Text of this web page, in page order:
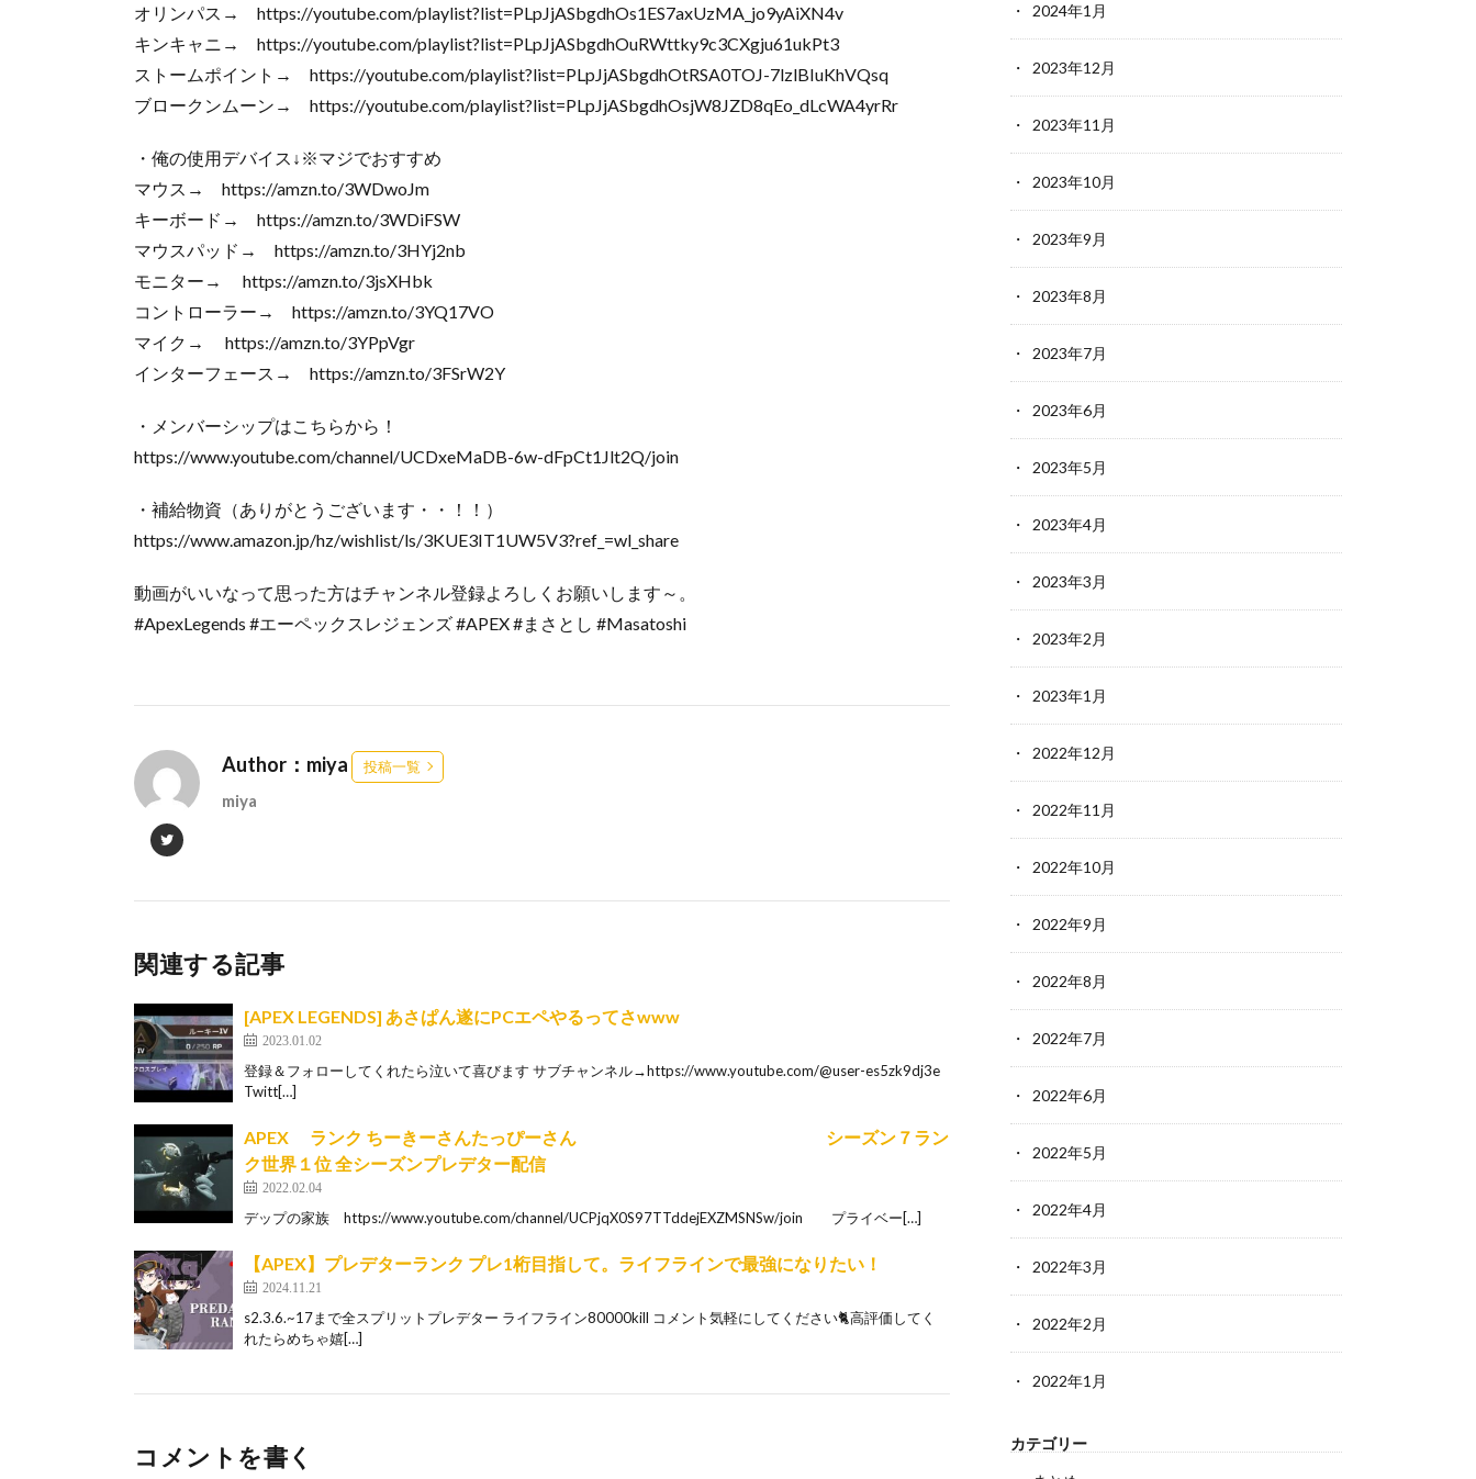
オリンパス→ https://youtube.com/playlist?list=PLpJjASbgdhOs1ES7axUzMA_jo9yAiXN4v
キンキャニ→ https://youtube.com/playlist?list=PLpJjASbgdhOuRWttky9c3CXgju61ukPt3
ストームポイント→ https://youtube.com/playlist?list=PLpJjASbgdhOtRSA0TOJ-7lzlBIuKhVQsq
ブロークンムーン→ https://youtube.com/playlist?list=PLpJjASbgdhOsjW8JZD8qEo_dLcWA4yrRr
・俺の使用デバイス↓※マジでおすすめ
マウス→ https://amzn.to/3WDwoJm
キーボード→ https://amzn.to/3WDiFSW
マウスパッド→ https://amzn.to/3HYj2nb
モニター→ https://amzn.to/3jsXHbk
コントローラー→ https://amzn.to/3YQ17VO
マイク→ https://amzn.to/3YPpVgr
インターフェース→ https://amzn.to/3FSrW2Y
・メンバーシップはこちらから！
https://www.youtube.com/channel/UCDxeMaDB-6w-dFpCt1Jlt2Q/join
・補給物資（ありがとうございます・・！！）
https://www.amazon.jp/hz/wishlist/ls/3KUE3IT1UW5V3?ref_=wl_share
動画がいいなって思った方はチャンネル登録よろしくお願いします～。
#ApexLegends #エーペックスレジェンズ #APEX #まさとし #Masatoshi
Author：miya 投稿一覧
miya
関連する記事
[APEX LEGENDS] あさぱん遂にPCエペやるってさwww
2023.01.02
登録＆フォローしてくれたら泣いて喜びます サブチャンネル→https://www.youtube.com/@user-es5zk9dj3e
Twitt[…]
APEX ランク ちーきーさんたっぴーさん シーズン７ラン
ク世界１位 全シーズンプレデター配信
2022.02.04
デップの家族 https://www.youtube.com/channel/UCPjqX0S97TTddejEXZMSNSw/join プライベー[…]
【APEX】プレデターランク プレ1桁目指して。ライフラインで最強になりたい！
2024.11.21
s2.3.6.~17まで全スプリットプレデター ライフライン80000kill コメント気軽にしてください🐈高評価してく
れたらめちゃ嬉[…]
コメントを書く
2024年1月
2023年12月
2023年11月
2023年10月
2023年9月
2023年8月
2023年7月
2023年6月
2023年5月
2023年4月
2023年3月
2023年2月
2023年1月
2022年12月
2022年11月
2022年10月
2022年9月
2022年8月
2022年7月
2022年6月
2022年5月
2022年4月
2022年3月
2022年2月
2022年1月
カテゴリー